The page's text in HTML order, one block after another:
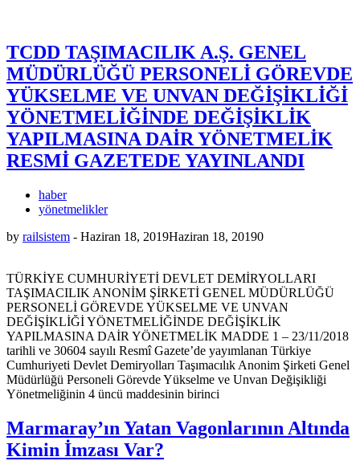
TCDD TAŞIMACILIK A.Ş. GENEL
MÜDÜRLÜĞÜ PERSONELİ GÖREVDE
YÜKSELME VE UNVAN DEĞİŞİKLİĞİ
YÖNETMELİĞİNDE DEĞİŞİKLİK
YAPILMASINA DAİR YÖNETMELİK
RESMİ GAZETEDE YAYINLANDI
haber
yönetmelikler
by railsistem - Haziran 18, 2019Haziran 18, 20190
TÜRKİYE CUMHURİYETİ DEVLET DEMİRYOLLARI
TAŞIMACILIK ANONİM ŞİRKETİ GENEL MÜDÜRLÜĞÜ
PERSONELİ GÖREVDE YÜKSELME VE UNVAN
DEĞİŞİKLİĞİ YÖNETMELİĞİNDE DEĞİŞİKLİK
YAPILMASINA DAİR YÖNETMELİK MADDE 1 – 23/11/2018
tarihli ve 30604 sayılı Resmî Gazete’de yayımlanan Türkiye
Cumhuriyeti Devlet Demiryolları Taşımacılık Anonim Şirketi Genel
Müdürlüğü Personeli Görevde Yükselme ve Unvan Değişikliği
Yönetmeliğinin 4 üncü maddesinin birinci
Marmaray’ın Yatan Vagonlarının Altında
Kimin İmzası Var?